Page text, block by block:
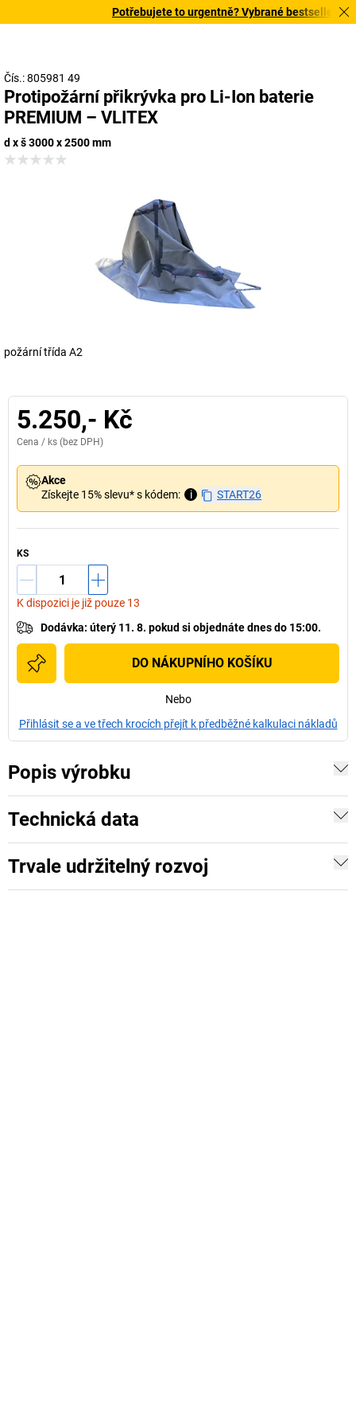
Potřebujete to urgentně? Vybrané bestsellery
Čís.: 805981 49
Protipožární přikrývka pro Li-Ion baterie
PREMIUM – VLITEX
d x š 3000 x 2500 mm
požární třída A2
5.250,- Kč
Cena / ks (bez DPH)
Akce
Získejte 15% slevu* s kódem:
i START26
KS
K dispozici je již pouze 13
Dodávka: úterý 11. 8. pokud si objednáte dnes do 15:00.
DO NÁKUPNÍHO KOŠÍKU
Nebo
Přihlásit se a ve třech krocích přejít k předběžné kalkulaci nákladů
Popis výrobku
Technická data
Trvale udržitelný rozvoj